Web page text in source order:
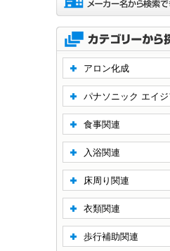
アロン化成
パナソニック エイ
食事関連
入浴関連
床周り関連
衣類関連
歩行補助関連